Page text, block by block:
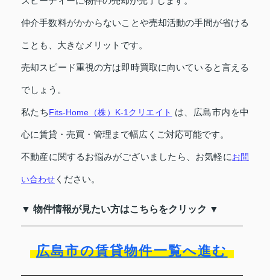
仲介手数料がかからないことや売却活動の手間が省ける
ことも、大きなメリットです。
売却スピード重視の方は即時買取に向いていると言える
でしょう。
私たちFits-Home（株）K-1クリエイト は、広島市内を中
心に賃貸・売買・管理まで幅広くご対応可能です。
不動産に関するお悩みがございましたら、お気軽にお問
い合わせ ください。
▼ 物件情報が見たい方はこちらをクリック ▼
広島市の賃貸物件一覧へ進む